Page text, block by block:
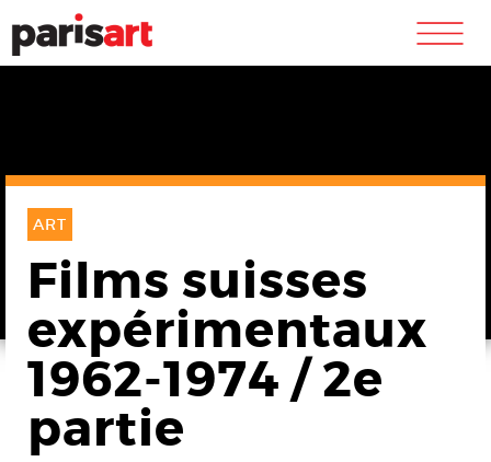
m
ART
Films suisses
expérimentaux
1962-1974 / 2e
partie